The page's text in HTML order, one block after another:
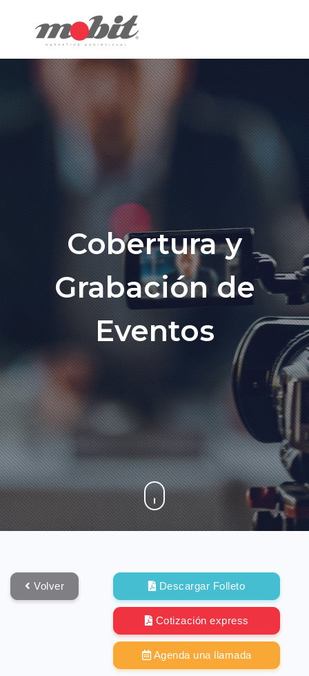
Cobertura y
Grabación de
Eventos
Volver Descargar Folleto
Cotización express
Agenda una llamada